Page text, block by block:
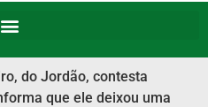
do Jordão, contesta
que ele deixou uma